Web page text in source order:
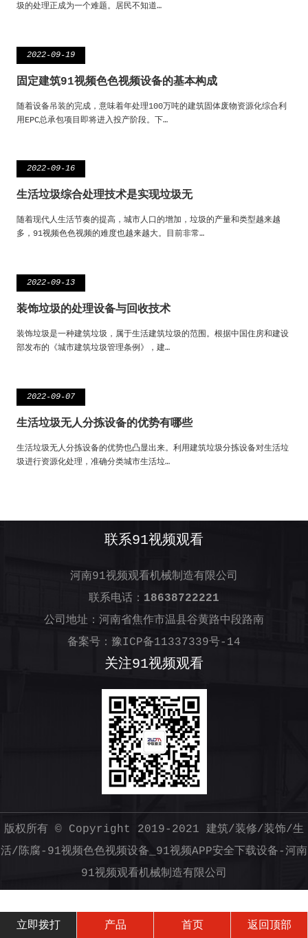
圾的处理正成为一个难题。居民不知道…
2022-09-19
固定建筑91视频色色视频设备的基本构成
随着设备吊装的完成，意味着年处理100万吨的建筑固体废物资源化综合利
用EPC总承包项目即将进入投产阶段。下…
2022-09-16
生活垃圾综合处理技术是实现垃圾无
随着现代人生活节奏的提高，城市人口的增加，垃圾的产量和类型越来越
多，91视频色色视频的难度也越来越大。目前非常…
2022-09-13
装饰垃圾的处理设备与回收技术
装饰垃圾是一种建筑垃圾，属于生活建筑垃圾的范围。根据中国住房和建设
部发布的《城市建筑垃圾管理条例》，建…
2022-09-07
生活垃圾无人分拣设备的优势有哪些
生活垃圾无人分拣设备的优势也凸显出来。利用建筑垃圾分拣设备对生活垃
圾进行资源化处理，准确分类城市生活垃…
联系91视频观看
河南91视频观看机械制造有限公司
联系电话： 18638722221
公司地址：河南省焦作市温县谷黄路中段路南
备案号： 豫ICP备11337339号-14
关注91视频观看
版权所有 © Copyright 2019-2021 建筑/装修/装饰/生
活/陈腐-91视频色色视频设备_91视频APP安全下载设备-河南
91视频观看机械制造有限公司
立即拨打 产品 首页 返回顶部
网站地图